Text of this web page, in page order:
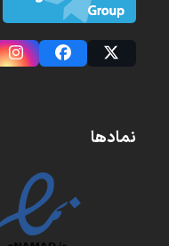
Twitter
نمادها